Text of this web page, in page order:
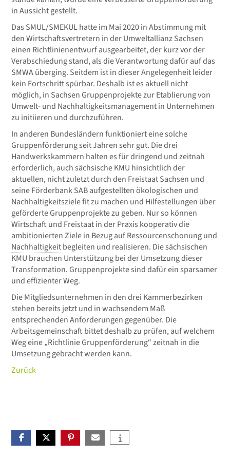
in Aussicht gestellt.
Das SMUL/SMEKUL hatte im Mai 2020 in Abstimmung mit
den Wirtschaftsvertretern in der Umweltallianz Sachsen
einen Richtlinienentwurf ausgearbeitet, der kurz vor der
Verabschiedung stand, als die Verantwortung dafür auf das
SMWA überging. Seitdem ist in dieser Angelegenheit leider
kein Fortschritt spürbar. Deshalb ist es aktuell nicht
möglich, in Sachsen Gruppenprojekte zur Etablierung von
Umwelt- und Nachhaltigkeitsmanagement in Unternehmen
zu initiieren und durchzuführen.
In anderen Bundesländern funktioniert eine solche
Gruppenförderung seit Jahren sehr gut. Die drei
Handwerkskammern halten es für dringend und zeitnah
erforderlich, auch sächsische KMU hinsichtlich der
aktuellen, nicht zuletzt durch den Freistaat Sachsen und
seine Förderbank SAB aufgestellten ökologischen und
Nachhaltigkeitsziele fit zu machen und Hilfestellungen über
geförderte Gruppenprojekte zu geben. Nur so können
Wirtschaft und Freistaat in der Praxis kooperativ die
ambitionierten Ziele in Bezug auf Ressourcen­schonung und
Nachhaltigkeitbegleiten und realisieren. Die sächsischen
KMU brauchen Unterstützung bei der Umsetzung dieser
Trans­formation. Gruppenprojekte sind dafür ein sparsamer
und effizienter Weg.
Die Mitgliedsunternehmen in den drei Kammerbezirken
stehen bereits jetzt und in wachsendem Maß
entsprechenden Anforderungen gegenüber. Die
Arbeitsgemeinschaft bittet deshalb zu prüfen, auf wel­chem
Weg eine „Richtlinie Gruppenförderung“ zeitnah in die
Umsetzung gebracht werden kann.
Zurück